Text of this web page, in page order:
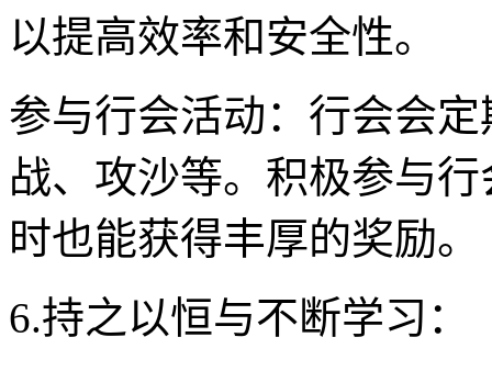
以提高效率和安全性。
参与行会活动：行会会
战、攻沙等。积极参与
时也能获得丰厚的奖励。
6.持之以恒与不断学习：